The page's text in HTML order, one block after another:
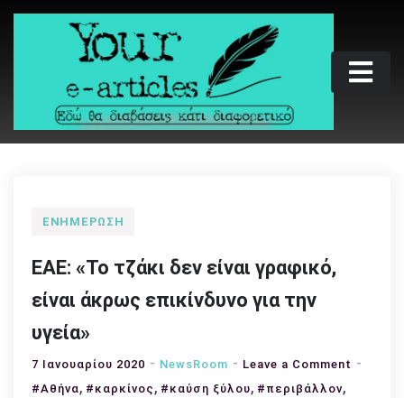
Skip
Your e-articles
Εδώ θα διαβάσεις κάτι διαφορετικό
ΕΝΗΜΈΡΩΣΗ
ΕΑΕ: «Το τζάκι δεν είναι γραφικό,
είναι άκρως επικίνδυνο για την
υγεία»
7 Ιανουαρίου 2020 NewsRoom Leave a Comment on
#Αθήνα, #καρκίνος , #καύση ξύλου, #περιβάλλον,